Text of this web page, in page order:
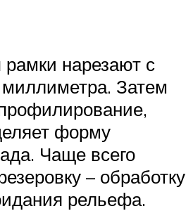
рамки нарезают с
Затем
форму
Чаще всего
– обработку
рельефа.